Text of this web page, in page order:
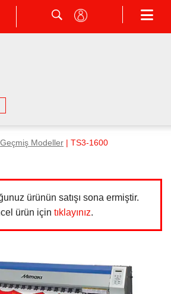
Geçmiş Modeller | TS3-1600
ürünün satışı sona ermiştir.
ürün için tıklayınız.